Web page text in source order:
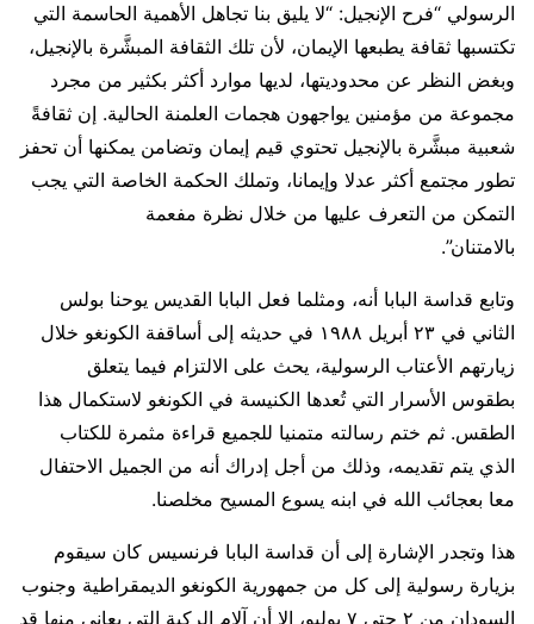
الرسولي “فرح الإنجيل: “لا يليق بنا تجاهل الأهمية الحاسمة التي
تكتسبها ثقافة يطبعها الإيمان، لأن تلك الثقافة المبشَّرة بالإنجيل،
وبغض النظر عن محدوديتها، لديها موارد أكثر بكثير من مجرد
مجموعة من مؤمنين يواجهون هجمات العلمنة الحالية. إن ثقافةً
شعبية مبشَّرة بالإنجيل تحتوي قيم إيمان وتضامن يمكنها أن تحفز
تطور مجتمع أكثر عدلا وإيمانا، وتملك الحكمة الخاصة التي يجب
التمكن من التعرف عليها من خلال نظرة مفعمة
بالامتنان”.
وتابع قداسة البابا أنه، ومثلما فعل البابا القديس يوحنا بولس
الثاني في ٢٣ أبريل ١٩٨٨ في حديثه إلى أساقفة الكونغو خلال
زيارتهم الأعتاب الرسولية، يحث على الالتزام فيما يتعلق
بطقوس الأسرار التي تُعدها الكنيسة في الكونغو لاستكمال هذا
الطقس. ثم ختم رسالته متمنيا للجميع قراءة مثمرة للكتاب
الذي يتم تقديمه، وذلك من أجل إدراك أنه من الجميل الاحتفال
معا بعجائب الله في ابنه يسوع المسيح مخلصنا.
هذا وتجدر الإشارة إلى أن قداسة البابا فرنسيس كان سيقوم
بزيارة رسولية إلى كل من جمهورية الكونغو الديمقراطية وجنوب
السودان من ٢ حتى ٧ يوليو، إلا أن آلام الركبة التي يعاني منها قد